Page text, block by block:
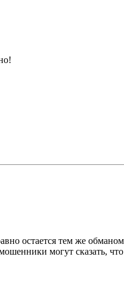
остается тем же
могут сказать,